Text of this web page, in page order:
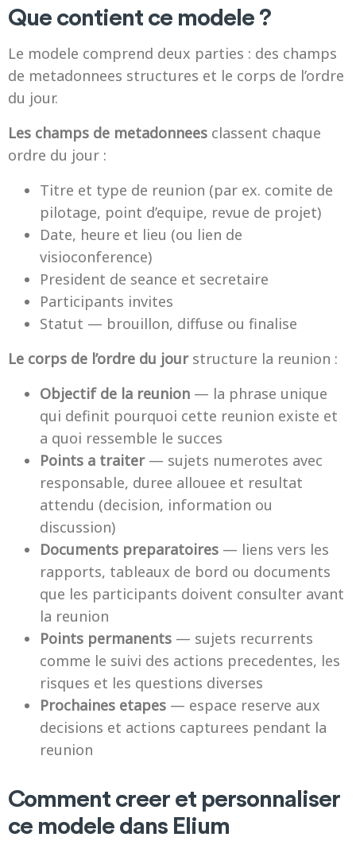
Que contient ce modele ?
Le modele comprend deux parties : des champs
de metadonnees structures et le corps de l’ordre
du jour.
Les champs de metadonnees classent chaque
ordre du jour :
Titre et type de reunion (par ex. comite de
pilotage, point d’equipe, revue de projet)
Date, heure et lieu (ou lien de
visioconference)
President de seance et secretaire
Participants invites
Statut — brouillon, diffuse ou finalise
Le corps de l’ordre du jourstructure la reunion :
Objectif de la reunion — la phrase unique
qui definit pourquoi cette reunion existe et
a quoi ressemble le succes
Points a traiter— sujets numerotes avec
responsable, duree allouee et resultat
attendu (decision, information ou
discussion)
Documents preparatoires — liens vers les
rapports, tableaux de bord ou documents
que les participants doivent consulter avant
la reunion
Points permanents — sujets recurrents
comme le suivi des actions precedentes, les
risques et les questions diverses
Prochaines etapes — espace reserve aux
decisions et actions capturees pendant la
reunion
Comment creer et personnaliser
ce modele dans Elium